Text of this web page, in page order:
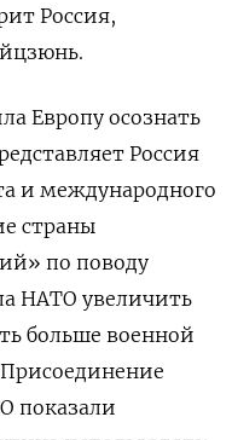
Россия,
.
Европу осознать
Россия
и международного
страны
по поводу
НАТО увеличить
больше военной
показали